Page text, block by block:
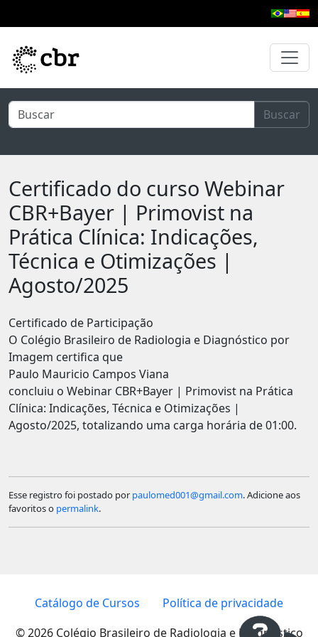
Buscar
Certificado do curso Webinar
CBR+Bayer | Primovist na
Prática Clínica: Indicações,
Técnica e Otimizações |
Agosto/2025
Certificado de Participação
O Colégio Brasileiro de Radiologia e Diagnóstico por
Imagem certifica que
Paulo Mauricio Campos Viana
concluiu o Webinar CBR+Bayer | Primovist na Prática
Clínica: Indicações, Técnica e Otimizações |
Agosto/2025, totalizando uma carga horária de 01:00.
Esse registro foi postado por paulomed001@gmail.com. Adicione aos
favoritos o permalink.
Catálogo de Cursos
Política de privacidade
© 2026 Colégio Brasileiro de Radiologia e Diagnóstico